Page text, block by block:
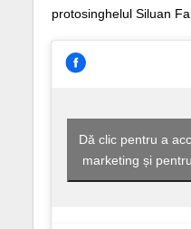
protosinghelul Siluan
Dă clic pentru a
marketing și